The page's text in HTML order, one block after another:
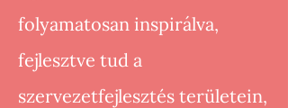
folyamatosan inspirálva,
fejlesztve tud a
szervezetfejlesztés területein,